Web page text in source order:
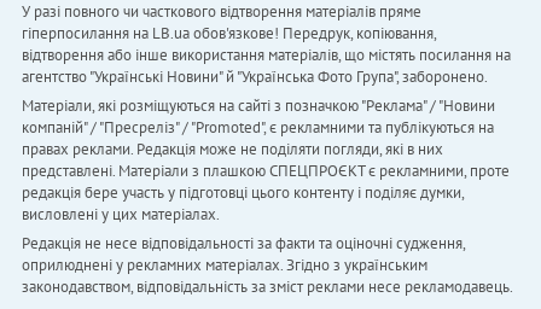
У разі повного чи часткового відтворення матеріалів пряме
гіперпосилання на LB.ua обов'язкове! Передрук, копіювання,
відтворення або інше використання матеріалів, що містять посилання на
агентство "Українськi Новини" й "Українська Фото Група", заборонено.
Матеріали, які розміщуються на сайті з позначкою "Реклама" / "Новини
компаній" / "Пресреліз" / "Promoted", є рекламними та публікуються на
правах реклами. Редакція може не поділяти погляди, які в них
представлені. Матеріали з плашкою СПЕЦПРОЄКТ є рекламними, проте
редакція бере участь у підготовці цього контенту і поділяє думки,
висловлені у цих матеріалах.
Редакція не несе відповідальності за факти та оціночні судження,
оприлюднені у рекламних матеріалах. Згідно з українським
законодавством, відповідальність за зміст реклами несе рекламодавець.